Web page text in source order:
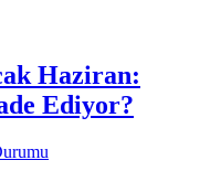
Haziran:
Ediyor?